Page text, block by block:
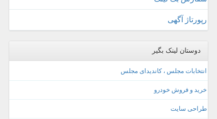
رپورتاژ آگهی
دوستان لینک بگیر
انتخابات مجلس ، کاندیدای مجلس
خرید و فروش خودرو
طراحی سایت